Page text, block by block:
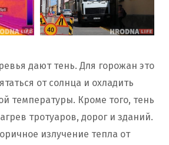
дают тень. Для горожан это
от солнца и охладить
температуры. Кроме того, тень
тротуаров, дорог и зданий.
излучение тепла от